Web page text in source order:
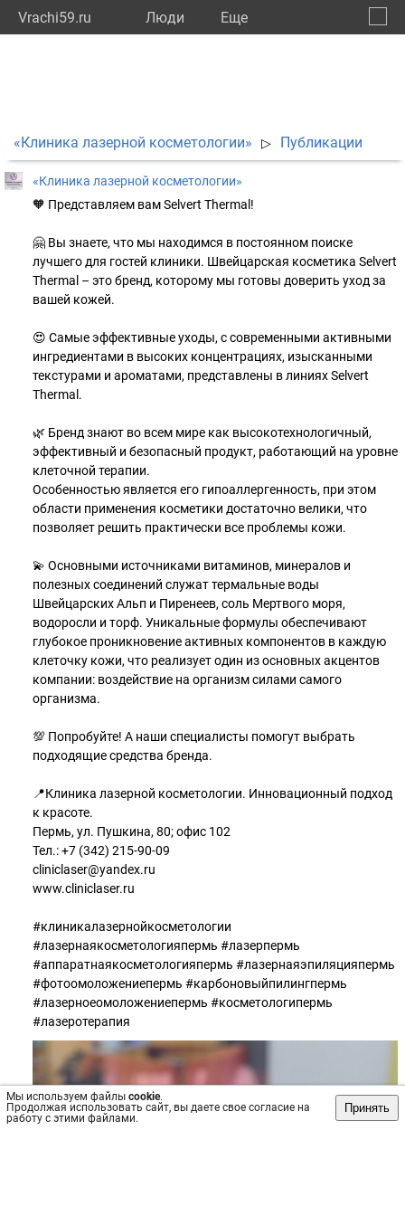
Vrachi59.ru Люди Eще
Мы используем файлы cookie.
Продолжая использовать сайт, вы даете свое согласие на
работу с этими файлами.
Принять
«Клиника лазерной косметологии» ▷ Публикации
«Клиника лазерной косметологии»
🧡 Представляем вам Selvert Thermal!
🤗 Вы знаете, что мы находимся в постоянном поиске
лучшего для гостей клиники. Швейцарская косметика Selvert
Thermal – это бренд, которому мы готовы доверить уход за
вашей кожей.
😍 Самые эффективные уходы, с современными активными
ингредиентами в высоких концентрациях, изысканными
текстурами и ароматами, представлены в линиях Selvert
Thermal.
🌿 Бренд знают во всем мире как высокотехнологичный,
эффективный и безопасный продукт, работающий на уровне
клеточной терапии.
Особенностью является его гипоаллергенность, при этом
области применения косметики достаточно велики, что
позволяет решить практически все проблемы кожи.
💫 Основными источниками витаминов, минералов и
полезных соединений служат термальные воды
Швейцарских Альп и Пиренеев, соль Мертвого моря,
водоросли и торф. Уникальные формулы обеспечивают
глубокое проникновение активных компонентов в каждую
клеточку кожи, что реализует один из основных акцентов
компании: воздействие на организм силами самого
организма.
💯 Попробуйте! А наши специалисты помогут выбрать
подходящие средства бренда.
📍Клиника лазерной косметологии. Инновационный подход
к красоте.
Пермь, ул. Пушкина, 80; офис 102
Тел.: +7 (342) 215-90-09
cliniclaser@yandex.ru
www.cliniclaser.ru
#клиникалазернойкосметологии
#лазернаякосметологияпермь #лазерпермь
#аппаратнаякосметологияпермь #лазернаяэпиляцияпермь
#фотоомоложениепермь #карбоновыйпилингпермь
#лазерноеомоложениепермь #косметологипермь
#лазеротерапия